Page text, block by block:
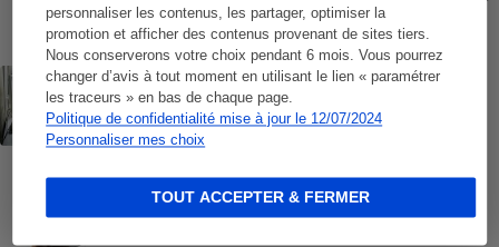
personnaliser les contenus, les partager, optimiser la
promotion et afficher des contenus provenant de sites tiers.
Nous conserverons votre choix pendant 6 mois. Vous pourrez
changer d’avis à tout moment en utilisant le lien « paramétrer
les traceurs » en bas de chaque page.
Politique de confidentialité mise à jour le 12/07/2024
Personnaliser mes choix
TOUT ACCEPTER & FERMER
- Choisissez le meilleur forfait, avec ou
sans engagement
ACTUALITÉ
Numéros de services clients gratuits - La
liste des numéros non surtaxés
COMMENT NOUS TESTONS
Smartphones - Le protocole